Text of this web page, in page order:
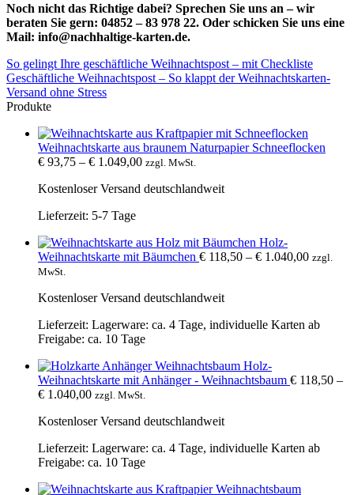
Noch nicht das Richtige dabei? Sprechen Sie uns an – wir
beraten Sie gern: 04852 – 83 978 22. Oder schicken Sie uns eine
Mail: info@nachhaltige-karten.de.
So gelingt Ihre geschäftliche Weihnachtspost – mit Checkliste
Geschäftliche Weihnachtspost – So klappt der Weihnachtskarten-
Versand ohne Stress
Produkte
Weihnachtskarte aus braunem Naturpapier Schneeflocken
€ 93,75 – € 1.049,00 zzgl. MwSt.
Kostenloser Versand deutschlandweit
Lieferzeit: 5-7 Tage
Holz-
Weihnachtskarte mit Bäumchen € 118,50 – € 1.040,00 zzgl.
MwSt.
Kostenloser Versand deutschlandweit
Lieferzeit: Lagerware: ca. 4 Tage, individuelle Karten ab
Freigabe: ca. 10 Tage
Holz-
Weihnachtskarte mit Anhänger - Weihnachtsbaum € 118,50 –
€ 1.040,00 zzgl. MwSt.
Kostenloser Versand deutschlandweit
Lieferzeit: Lagerware: ca. 4 Tage, individuelle Karten ab
Freigabe: ca. 10 Tage